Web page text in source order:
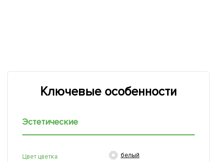
Ключевые особенности
Эстетические
Цвет цветка  белый